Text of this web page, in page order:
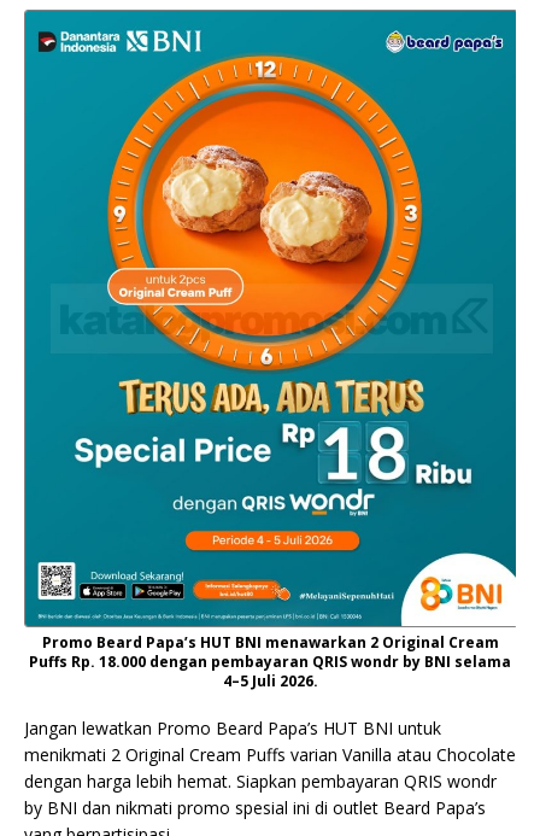
Promo Beard Papa’s HUT BNI menawarkan 2 Original Cream
Puffs Rp. 18.000 dengan pembayaran QRIS wondr by BNI selama
4–5 Juli 2026.
Jangan lewatkan Promo Beard Papa’s HUT BNI untuk
menikmati 2 Original Cream Puffs varian Vanilla atau Chocolate
dengan harga lebih hemat. Siapkan pembayaran QRIS wondr
by BNI dan nikmati promo spesial ini di outlet Beard Papa’s